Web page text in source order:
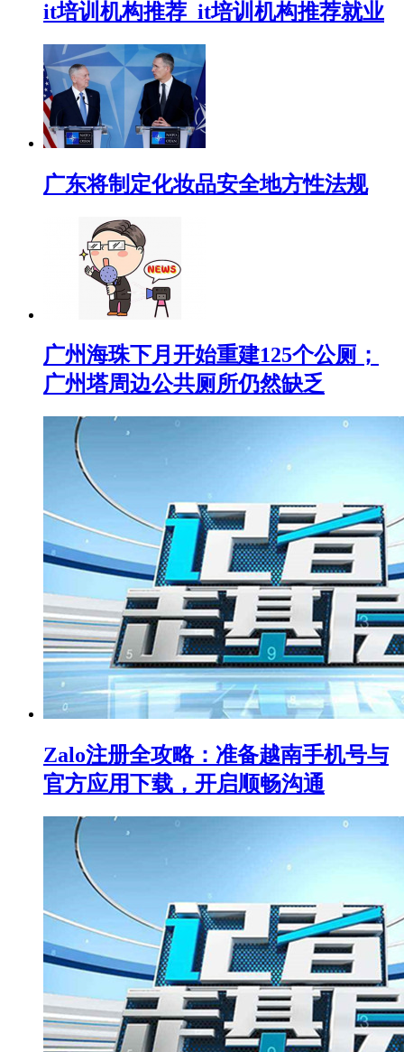
it培训机构推荐_it培训机构推荐就业
广东将制定化妆品安全地方性法规
广州海珠下月开始重建125个公厕；
广州塔周边公共厕所仍然缺乏
Zalo注册全攻略：准备越南手机号与
官方应用下载，开启顺畅沟通